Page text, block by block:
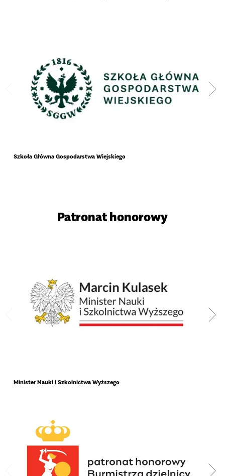
Szkoła Główna Gospodarstwa Wiejskiego
Patronat honorowy
Minister Nauki i Szkolnictwa Wyższego